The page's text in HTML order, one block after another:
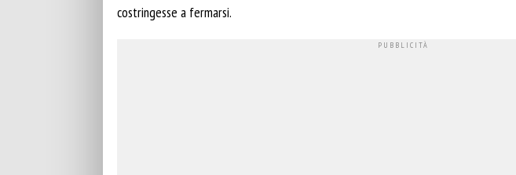
costringesse a fermarsi.